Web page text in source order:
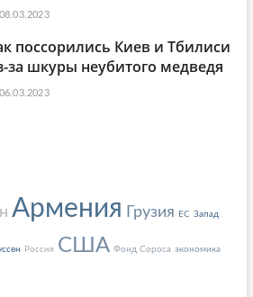
08.03.2023
поссорились Киев и Тбилиси
за шкуры неубитого медведя
06.03.2023
Армения Грузия ЕС Запад
Россия США Фонд Сороса экономика